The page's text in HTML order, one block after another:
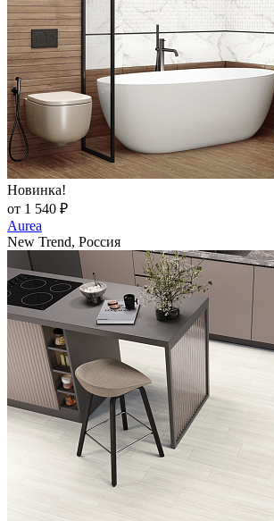
Новинка!
от 1 540 ₽
Aurea
New Trend, Россия